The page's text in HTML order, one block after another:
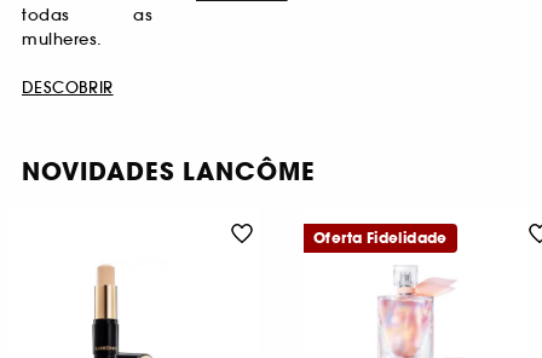
todas as
mulheres.
DESCOBRIR
NOVIDADES LANCÔME
Oferta Fidelidade